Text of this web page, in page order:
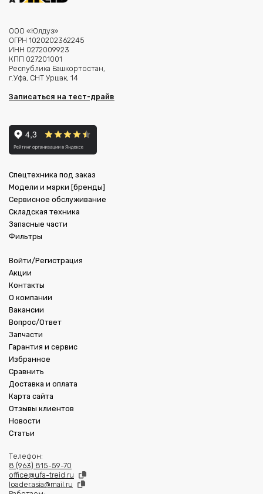
ООО «Юлдуз»
ОГРН 1020202362245
ИНН 0272009923
КПП 027201001
Республика Башкортостан,
г.Уфа, СНТ Уршак, 14
Записаться на тест-драйв
Спецтехника под заказ
Модели и марки [бренды]
Сервисное обслуживание
Складская техника
Запасные части
Фильтры
Войти/Регистрация
Акции
Контакты
О компании
Вакансии
Вопрос/Ответ
Запчасти
Гарантия и сервис
Избранное
Сравнить
Доставка и оплата
Карта сайта
Отзывы клиентов
Новости
Статьи
Телефон:
8 (963) 815-59-70
office@ufa-treid.ru
loader.asia@mail.ru